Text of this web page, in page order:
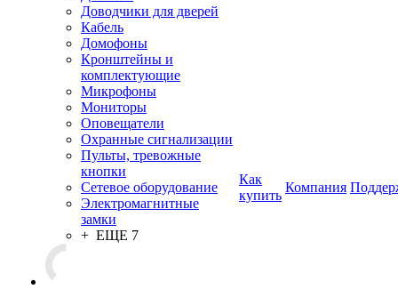
Доводчики для дверей
Кабель
Домофоны
Кронштейны и
комплектующие
Микрофоны
Мониторы
Оповещатели
Охранные сигнализации
Пульты, тревожные
кнопки
Сетевое оборудование
Электромагнитные
замки
+ ЕЩЕ 7
Как
купить
Компания